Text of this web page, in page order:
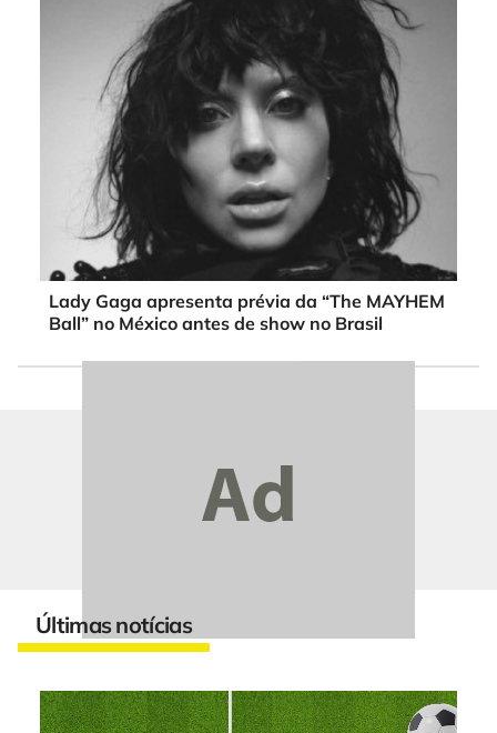
Lady Gaga apresenta prévia da “The MAYHEM
Ball” no México antes de show no Brasil
Últimas notícias